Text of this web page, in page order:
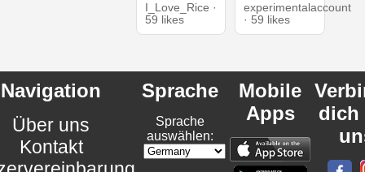
I_Love_Rice ·
59 likes
experimentalaccount
· 59 likes
Navigation
Über uns
Kontakt
Sprache
Sprache
auswählen:
Mobile
Apps
dich